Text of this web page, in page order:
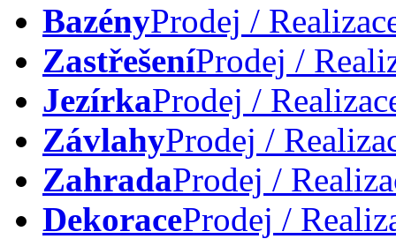
BazényProdej /
ZastřešeníProdej /
JezírkaProdej /
ZávlahyProdej /
ZahradaProdej /
DekoraceProdej /